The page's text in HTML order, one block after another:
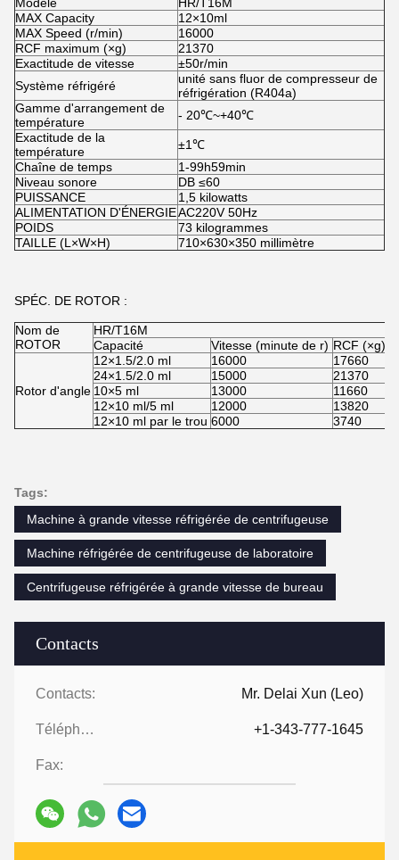
Contacts
Contacts: Mr. Delai Xun (Leo)
Téléphone :: +1-343-777-1645
Fax:
MAX Capacity
12×10ml
MAX Speed (r/min)
16000
RCF maximum (×g)
21370
Exactitude de vitesse
±50r/min
Système réfrigéré
unité sans fluor de compresseur de
réfrigération (R404a)
Gamme d'arrangement de
température
- 20℃~+40℃
Exactitude de la
température
±1℃
Chaîne de temps
1-99h59min
Niveau sonore
DB ≤60
PUISSANCE
1,5 kilowatts
ALIMENTATION D'ÉNERGIEAC220V 50Hz
POIDS
73 kilogrammes
TAILLE (L×W×H)
710×630×350 millimètre
SPÉC. DE ROTOR :
Nom de
ROTOR
HR/T16M
Capacité
Vitesse (minute de r) RCF (×g)
Rotor d'angle
12×1.5/2.0 ml 16000
17660
24×1.5/2.0 ml
15000
21370
10×5 ml
13000
11660
12×10 ml/5 ml
12000
13820
12×10 ml par le trou 6000 3740
Tags:
Machine à grande vitesse réfrigérée de centrifugeuse
Machine réfrigérée de centrifugeuse de laboratoire
Centrifugeuse réfrigérée à grande vitesse de bureau